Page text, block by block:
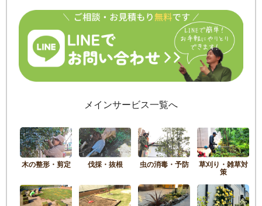
メインサービス一覧へ
木の整形・剪定 伐採・抜根 虫の消毒・予防 草刈り・雑草対
策